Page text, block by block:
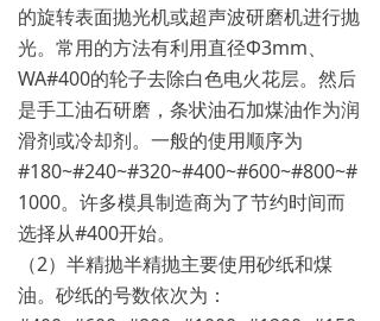
的旋转表面抛光机或超声波研磨机进行抛
光。常用的方法有利用直径Φ3mm、
WA#400的轮子去除白色电火花层。然后
是手工油石研磨，条状油石加煤油作为润
滑剂或冷却剂。一般的使用顺序为
#180~#240~#320~#400~#600~#800~#
1000。许多模具制造商为了节约时间而
选择从#400开始。
（2）半精抛半精抛主要使用砂纸和煤
油。砂纸的号数依次为：